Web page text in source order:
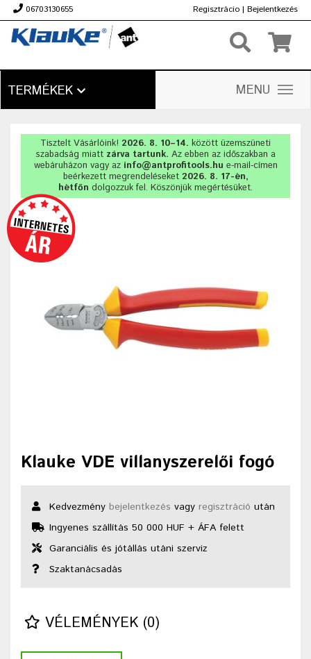
06703130655 Regisztrácio | Bejelentkezés
TERMÉKEK MENU
Tisztelt Vásárlóink! 2026. 8. 10–14. között üzemszüneti
szabadság miatt zárva tartunk. Az ebben az időszakban a
webáruházon vagy az info@antprofitools.hu e-mail-címen
beérkezett megrendeléseket 2026. 8. 17-én,
hétfőn dolgozzuk fel. Köszönjük megértésüket.
Klauke VDE villanyszerelői fogó
Kedvezmény bejelentkezés vagy regisztráció után
Ingyenes szállítás 50 000 HUF + ÁFA felett
Garanciális és jótállás utáni szerviz
Szaktanácsadás
VÉLEMÉNYEK (0)